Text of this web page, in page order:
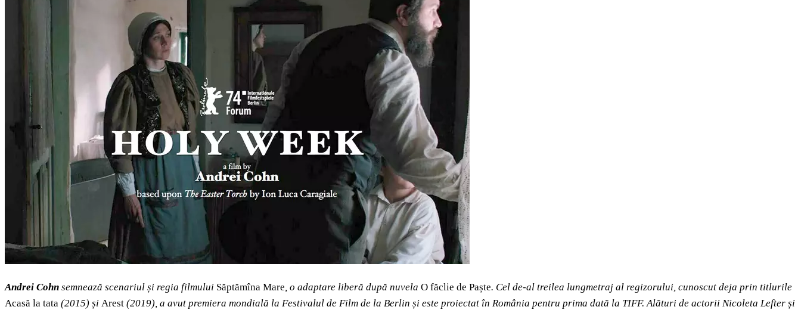
Andrei Cohn semnează scenariul și regia filmului Săptămîna Mare, o adaptare liberă după nuvela O făclie de Paște. Cel de-al treilea lungmetraj al regizorului, cunoscut deja prin titlurile
Acasă la tata (2015) și Arest (2019), a avut premiera mondială la Festivalul de Film de la Berlin și este proiectat în România pentru prima dată la TIFF. Alături de actorii Nicoleta Lefter și